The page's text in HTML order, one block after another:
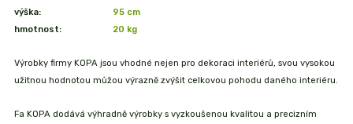
výška:
95 cm
hmotnost:
20 kg
Výrobky firmy KOPA jsou vhodné nejen pro dekoraci interiérů, svou vysokou
užitnou hodnotou můžou výrazně zvýšit celkovou pohodu daného interiéru.
Fa KOPA dodává výhradně výrobky s vyzkoušenou kvalitou a precizním